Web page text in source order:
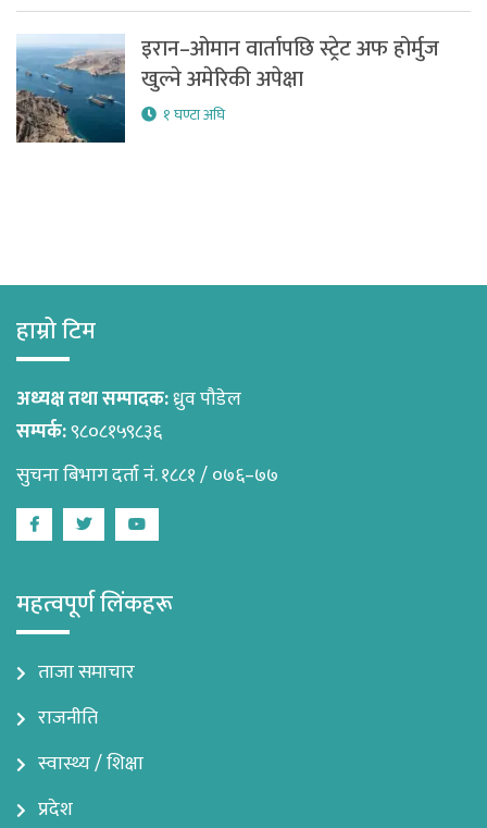
इरान–ओमान वार्तापछि स्ट्रेट अफ होर्मुज
खुल्ने अमेरिकी अपेक्षा
१ घण्टा अघि
हाम्रो टिम
अध्यक्ष तथा सम्पादक:ध्रुव पौडेल
सम्पर्क:९८०८१५९८३६
सुचना बिभाग दर्ता नं. १८८१ / ०७६–७७
FacebookTwitterYoutube
महत्वपूर्ण लिंकहरू
ताजा समाचार
राजनीति
स्वास्थ्य / शिक्षा
प्रदेश